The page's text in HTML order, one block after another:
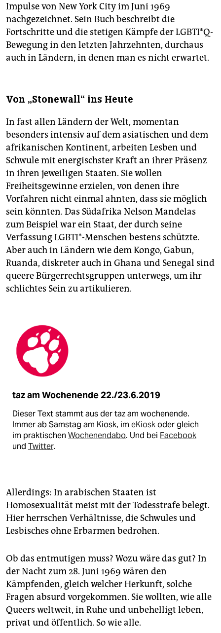
Impulse von New York City im Juni 1969
nachgezeichnet. Sein Buch beschreibt die
Fortschritte und die stetigen Kämpfe der LGBTI*Q-
Bewegung in den letzten Jahrzehnten, durchaus
auch in Ländern, in denen man es nicht erwartet.
Von „Stonewall“ ins Heute
In fast allen Ländern der Welt, momentan
besonders intensiv auf dem asiatischen und dem
afrikanischen Kontinent, arbeiten Lesben und
Schwule mit energischster Kraft an ihrer Präsenz
in ihren jeweiligen Staaten. Sie wollen
Freiheitsgewinne erzielen, von denen ihre
Vorfahren nicht einmal ahnten, dass sie möglich
sein könnten. Das Südafrika Nelson Mandelas
zum Beispiel war ein Staat, der durch seine
Verfassung LGBTI*-Menschen bestens schützte.
Aber auch in Ländern wie dem Kongo, Gabun,
Ruanda, diskreter auch in Ghana und Senegal sind
queere Bürgerrechtsgruppen unterwegs, um ihr
schlichtes Sein zu artikulieren.
taz am Wochenende 22./23.6.2019
Dieser Text stammt aus der taz am wochenende.
Immer ab Samstag am Kiosk, im eKioskoder gleich
im praktischen Wochenendabo. Und bei Facebook
und Twitter.
Allerdings: In arabischen Staaten ist
Homosexualität meist mit der Todesstrafe belegt.
Hier herrschen Verhältnisse, die Schwules und
Lesbisches ohne Erbarmen bedrohen.
Ob das entmutigen muss? Wozu wäre das gut? In
der Nacht zum 28. Juni 1969 wären den
Kämpfenden, gleich welcher Herkunft, solche
Fragen absurd vorgekommen. Sie wollten, wie alle
Queers weltweit, in Ruhe und unbehelligt leben,
privat und öffentlich. So wie alle.